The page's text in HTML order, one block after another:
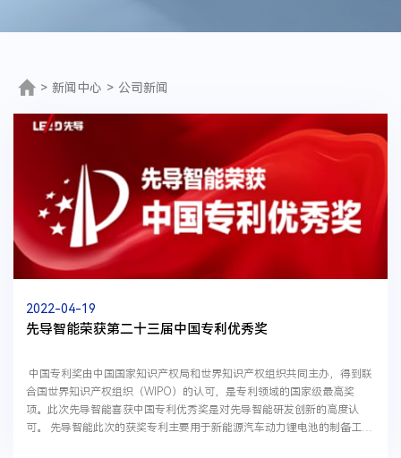
> 新闻中心 > 公司新闻
2022-04-19
先导智能荣获第二十三届中国专利优秀奖
中国专利奖由中国国家知识产权局和世界知识产权组织共同主办，得到联
合国世界知识产权组织（WIPO）的认可，是专利领域的国家级最高奖
项。此次先导智能喜获中国专利优秀奖是对先导智能研发创新的高度认
可。 先导智能此次的获奖专利主要用于新能源汽车动力锂电池的制备工